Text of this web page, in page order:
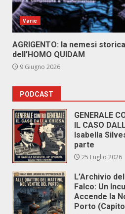
Varie
AGRIGENTO: la nemesi
dell’HOMO QUIDAM
9 Giugno 2026
PODCAST
GENERALE
IL CASO
Isabella
parte
25 Luglio 2026
L’Archivio
Falco: Un
Accende la
Porto